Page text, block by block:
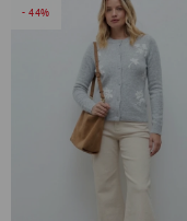
44